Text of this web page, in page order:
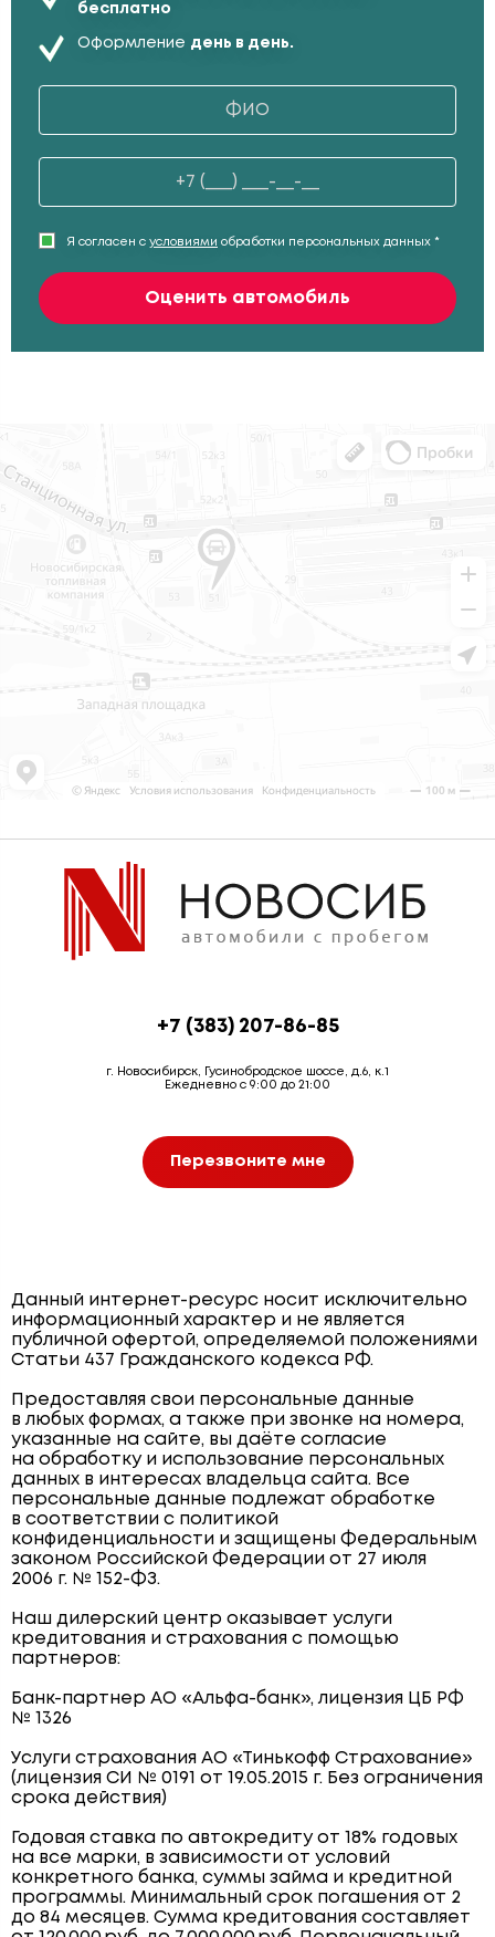
бесплатно
Оформление день в день.
Я согласен с условиями обработки персональных данных *
Оценить автомобиль
+7 (383) 207-86-85
г. Новосибирск, Гусинобродское шоссе, д.6, к.1
Ежедневно с 9:00 до 21:00
Перезвоните мне
Данный интернет-ресурс носит исключительно
информационный характер и не является
публичной офертой, определяемой положениями
Статьи 437 Гражданского кодекса РФ.
Предоставляя свои персональные данные
в любых формах, а также при звонке на номера,
указанные на сайте, вы даёте согласие
на обработку и использование персональных
данных в интересах владельца сайта. Все
персональные данные подлежат обработке
в соответствии с политикой
конфиденциальности и защищены Федеральным
законом Российской Федерации от 27 июля
2006 г. № 152-ФЗ.
Наш дилерский центр оказывает услуги
кредитования и страхования с помощью
партнеров:
Банк-партнер АО «Альфа-банк», лицензия ЦБ РФ
№ 1326
Услуги страхования АО «Тинькофф Страхование»
(лицензия СИ № 0191 от 19.05.2015 г. Без ограничения
срока действия)
Годовая ставка по автокредиту от 18% годовых
на все марки, в зависимости от условий
конкретного банка, суммы займа и кредитной
программы. Минимальный срок погашения от 2
до 84 месяцев. Сумма кредитования составляет